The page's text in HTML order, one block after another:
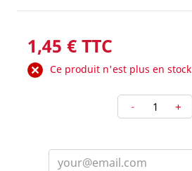
1,45 € TTC
Ce produit n'est plus en stock
- +